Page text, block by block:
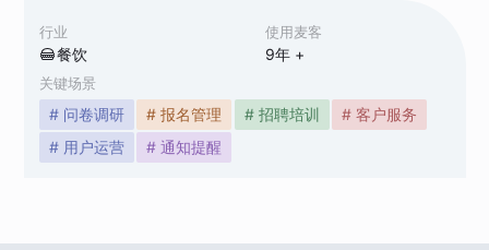
行业
餐饮
使用麦客
9年 +
关键场景
# 问卷调研 # 报名管理 # 招聘培训
# 客户服务
# 用户运营
# 通知提醒